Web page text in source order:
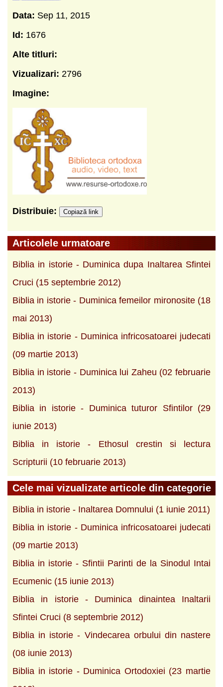
Data: Sep 11, 2015
Id: 1676
Alte titluri:
Vizualizari: 2796
Imagine:
Distribuie: Copiază link
Articolele urmatoare
Biblia in istorie - Duminica dupa Inaltarea Sfintei
Cruci (15 septembrie 2012)
Biblia in istorie - Duminica femeilor mironosite (18
mai 2013)
Biblia in istorie - Duminica infricosatoarei judecati
(09 martie 2013)
Biblia in istorie - Duminica lui Zaheu (02 februarie
2013)
Biblia in istorie - Duminica tuturor Sfintilor (29
iunie 2013)
Biblia in istorie - Ethosul crestin si lectura
Scripturii (10 februarie 2013)
Cele mai vizualizate articole din categorie
Biblia in istorie - Inaltarea Domnului (1 iunie 2011)
Biblia in istorie - Duminica infricosatoarei judecati
(09 martie 2013)
Biblia in istorie - Sfintii Parinti de la Sinodul Intai
Ecumenic (15 iunie 2013)
Biblia in istorie - Duminica dinaintea Inaltarii
Sfintei Cruci (8 septembrie 2012)
Biblia in istorie - Vindecarea orbului din nastere
(08 iunie 2013)
Biblia in istorie - Duminica Ortodoxiei (23 martie